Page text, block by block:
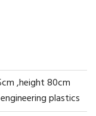
,height 80cm
plastics